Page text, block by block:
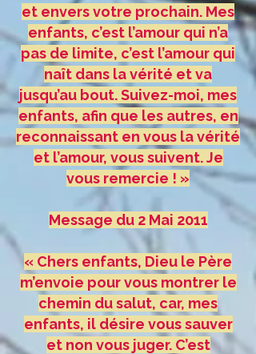
et envers votre prochain. Mes
enfants, c’est l’amour qui n’a
pas de limite, c’est l’amour qui
naît dans la vérité et va
jusqu’au bout. Suivez-moi, mes
enfants, afin que les autres, en
reconnaissant en vous la vérité
et l’amour, vous suivent. Je
vous remercie ! »
Message du 2 Mai 2011
« Chers enfants, Dieu le Père
m’envoie pour vous montrer le
chemin du salut, car, mes
enfants, il désire vous sauver
et non vous juger. C’est